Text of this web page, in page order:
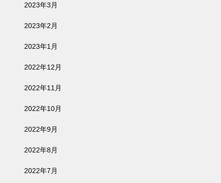
2023年3月
2023年2月
2023年1月
2022年12月
2022年11月
2022年10月
2022年9月
2022年8月
2022年7月